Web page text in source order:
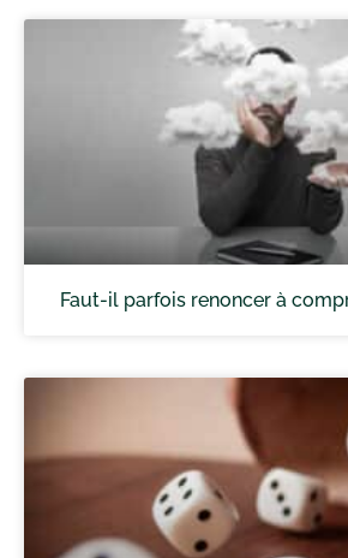
Faut-il parfois renoncer à